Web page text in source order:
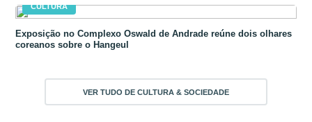
CULTURA
Exposição no Complexo Oswald de Andrade reúne dois olhares
coreanos sobre o Hangeul
VER TUDO DE CULTURA & SOCIEDADE